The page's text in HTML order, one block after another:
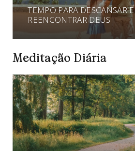
TEMPO PARA DESCANSAR E
REENCONTRAR DEUS
Meditação Diária